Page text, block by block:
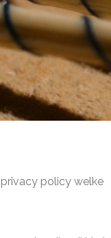
policy welke